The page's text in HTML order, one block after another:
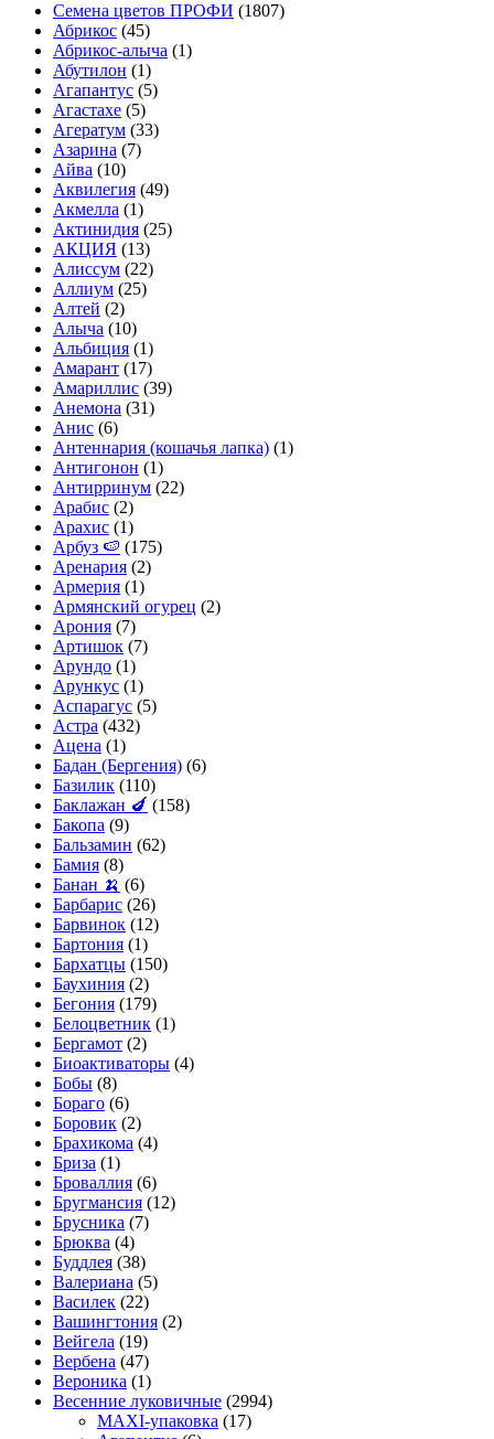
Cемена цветов ПРОФИ (1807)
Абрикос (45)
Абрикос-алыча (1)
Абутилон (1)
Агапантус (5)
Агастахе (5)
Агератум (33)
Азарина (7)
Айва (10)
Аквилегия (49)
Акмелла (1)
Актинидия (25)
АКЦИЯ (13)
Алиссум (22)
Аллиум (25)
Алтей (2)
Алыча (10)
Альбиция (1)
Амарант (17)
Амариллис (39)
Анемона (31)
Анис (6)
Антеннария (кошачья лапка) (1)
Антигонон (1)
Антирринум (22)
Арабис (2)
Арахис (1)
Арбуз 🍉 (175)
Аренария (2)
Армерия (1)
Армянский огурец (2)
Арония (7)
Артишок (7)
Арундо (1)
Арункус (1)
Аспарагус (5)
Астра (432)
Ацена (1)
Бадан (Бергения) (6)
Базилик (110)
Баклажан 🍆 (158)
Бакопа (9)
Бальзамин (62)
Бамия (8)
Банан 🍌 (6)
Барбарис (26)
Барвинок (12)
Бартония (1)
Бархатцы (150)
Баухиния (2)
Бегония (179)
Белоцветник (1)
Бергамот (2)
Биоактиваторы (4)
Бобы (8)
Бораго (6)
Боровик (2)
Брахикома (4)
Бриза (1)
Броваллия (6)
Бругмансия (12)
Брусника (7)
Брюква (4)
Буддлея (38)
Валериана (5)
Василек (22)
Вашингтония (2)
Вейгела (19)
Вербена (47)
Вероника (1)
Весенние луковичные (2994)
MAXI-упаковка (17)